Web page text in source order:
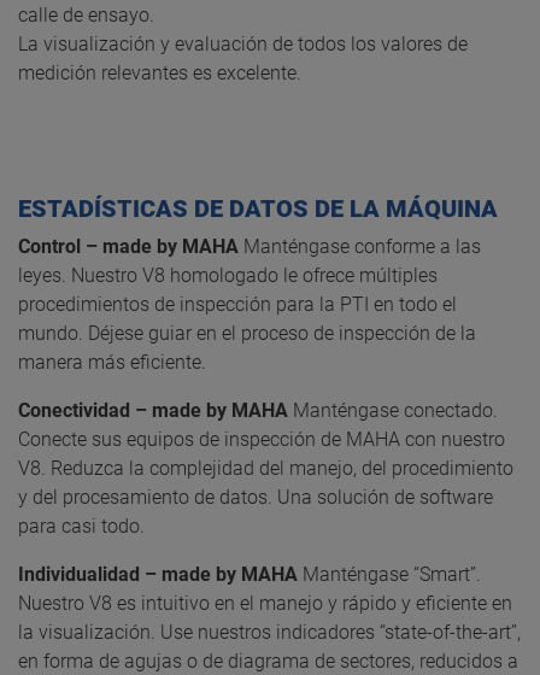
calle de ensayo.
La visualización y evaluación de todos los valores de
medición relevantes es excelente.
ESTADÍSTICAS DE DATOS DE LA MÁQUINA
Control – made by MAHA Manténgase conforme a las
leyes. Nuestro V8 homologado le ofrece múltiples
procedimientos de inspección para la PTI en todo el
mundo. Déjese guiar en el proceso de inspección de la
manera más eficiente.
Conectividad – made by MAHA Manténgase conectado.
Conecte sus equipos de inspección de MAHA con nuestro
V8. Reduzca la complejidad del manejo, del procedimiento
y del procesamiento de datos. Una solución de software
para casi todo.
Individualidad – made by MAHA Manténgase “Smart”.
Nuestro V8 es intuitivo en el manejo y rápido y eficiente en
la visualización. Use nuestros indicadores “state-of-the-art”,
en forma de agujas o de diagrama de sectores, reducidos a